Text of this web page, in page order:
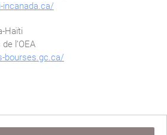
incanada.ca/
Haïti
l’OEA
bourses.gc.ca/